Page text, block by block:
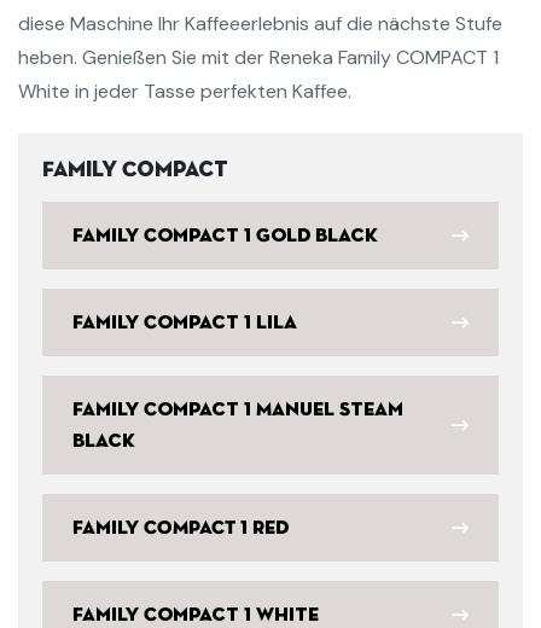
diese Maschine Ihr Kaffeeerlebnis auf die nächste Stufe
heben. Genießen Sie mit der Reneka Family COMPACT 1
White in jeder Tasse perfekten Kaffee.
Family Compact
Family Compact 1 Gold Black
Family Compact 1 Lila
Family Compact 1 Manuel Steam
Black
Family COMPACT 1 Red
Family Compact 1 White